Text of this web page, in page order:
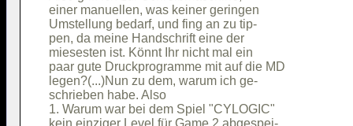
einer manuellen, was keiner geringen
Umstellung bedarf, und fing an zu tip-
pen, da meine Handschrift eine der
miesesten ist. Könnt Ihr nicht mal ein
paar gute Druckprogramme mit auf die MD
legen?(...)Nun zu dem, warum ich ge-
schrieben habe. Also
1. Warum war bei dem Spiel "CYLOGIC"